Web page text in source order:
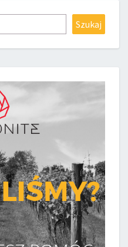
Szukaj